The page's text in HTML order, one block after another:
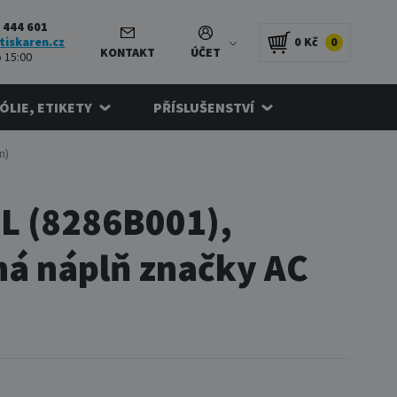
601
15:00
KONTAKT ÚČET
0 Kč 0
ETIKETY PŘÍSLUŠENSTVÍ
(8286B001),
náplň značky AC